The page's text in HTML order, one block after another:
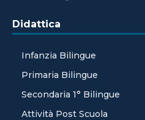
Didattica
Infanzia Bilingue
Primaria Bilingue
Secondaria 1° Bilingue
Attività Post Scuola